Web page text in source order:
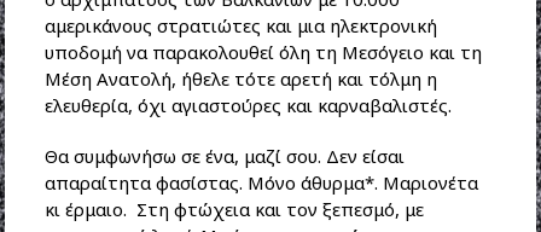
αμερικάνους στρατιώτες και μια ηλεκτρονική
υποδομή να παρακολουθεί όλη τη Μεσόγειο και τη
Μέση Ανατολή, ήθελε τότε αρετή και τόλμη η
ελευθερία, όχι αγιαστούρες και καρναβαλιστές.
Θα συμφωνήσω σε ένα, μαζί σου. Δεν είσαι
απαραίτητα φασίστας. Μόνο άθυρμα*. Μαριονέτα
κι έρμαιο. Στη φτώχεια και τον ξεπεσμό, με